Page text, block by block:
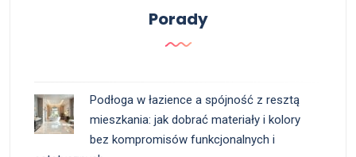
Porady
Podłoga w łazience a spójność z resztą
mieszkania: jak dobrać materiały i kolory
bez kompromisów funkcjonalnych i